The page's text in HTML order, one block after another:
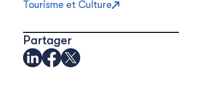
Tourisme et Culture
Partager